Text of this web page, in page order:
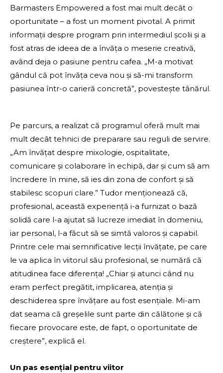
Barmasters Empowered a fost mai mult decât o
oportunitate – a fost un moment pivotal. A primit
informații despre program prin intermediul școlii și a
fost atras de ideea de a învăța o meserie creativă,
având deja o pasiune pentru cafea. „M-a motivat
gândul că pot învăța ceva nou și să-mi transform
pasiunea într-o carieră concretă”, povestește tânărul.
Pe parcurs, a realizat că programul oferă mult mai
mult decât tehnici de preparare sau reguli de servire.
„Am învățat despre mixologie, ospitalitate,
comunicare și colaborare în echipă, dar și cum să am
încredere în mine, să ies din zona de confort și să
stabilesc scopuri clare.” Tudor menționează că,
profesional, această experiență i-a furnizat o bază
solidă care l-a ajutat să lucreze imediat în domeniu,
iar personal, l-a făcut să se simtă valoros și capabil.
Printre cele mai semnificative lecții învățate, pe care
le va aplica în viitorul său profesional, se numără că
atitudinea face diferența! „Chiar și atunci când nu
eram perfect pregătit, implicarea, atenția și
deschiderea spre învățare au fost esențiale. Mi-am
dat seama că greșelile sunt parte din călătorie și că
fiecare provocare este, de fapt, o oportunitate de
creștere”, explică el.
Un pas esențial pentru viitor